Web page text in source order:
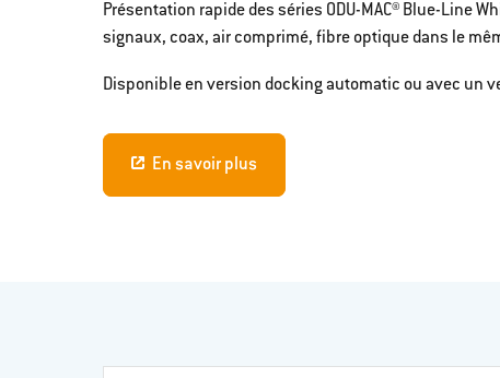
Présentation rapide des séries ODU-MAC® Blue-Line
signaux, coax, air comprimé, fibre optique dans le
Disponible en version docking automatic ou avec un
En savoir plus